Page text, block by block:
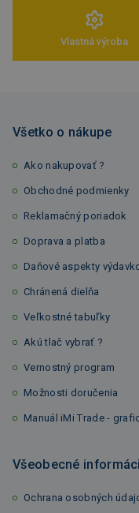
Vlastná výroba
Všetko o nákupe
Ako nakupovať ?
Obchodné podmienky
Reklamačný poriadok
Doprava a platba
Daňové aspekty
Chránená dielňa
Veľkostné tabuľky
Akú tlač vybrať ?
Vernostný program
Možnosti doručenia
Manuál iMi Trade -
Všeobecné
Ochrana osobných